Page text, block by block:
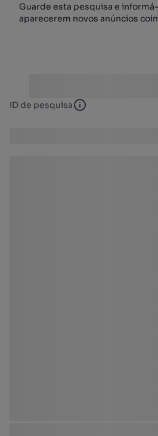
Guarde esta pesquisa e
aparecerem novos anúncios
ID de pesquisa ID de pesquisa